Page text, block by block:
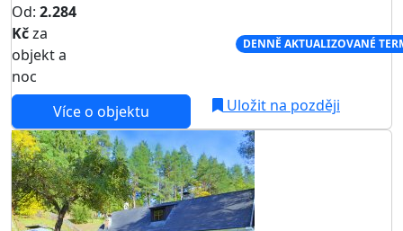
Od: 2.284
Kčza
objekt a
noc
DENNĚ AKTUALIZOVANÉ
Více o objektu
Uložit na později